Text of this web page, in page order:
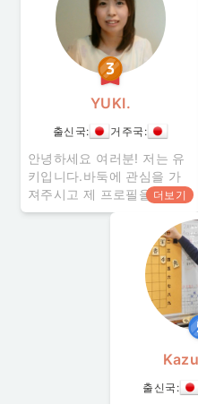
YUKI.
출신국: 거주국:
안녕하세요 여러분! 저는 유
키입니다.바둑에 관심을 가
져주시고 제 프로필을 방문
해 주셔서 감사합니다!~프로
필~프로 바둑기사인 아버지
의 영향으로 바둑을 시작하
게 되었습니다. 어릴적부터
규칙은 다 알고 있었죠. 저희
가족은 10년째 어린이 바둑
교실을 운영해 오고 있으며
더보기
출신국: